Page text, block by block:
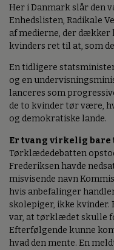
Her i Danmark slår den
Enhedslisten, Radikale
af medierne, der
kvinders ret til at, som
En tidligere
og en
lanceres som
de to kvinder tør være,
og demokratiske lande.
Er tvang virkelig bare
Tørklædedebatten
Frederiksen havde
misvisende navn
hvis anbefalinger
skolepiger, ikke kvinder.
var, at tørklædet skulle
Efterfølgende kunne
hvad den mente. En